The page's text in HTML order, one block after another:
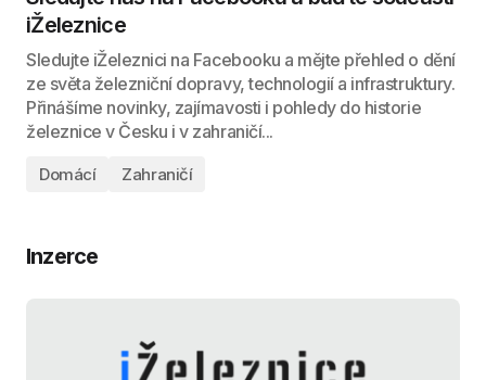
iŽeleznice
Sledujte iŽeleznici na Facebooku a mějte přehled o dění
ze světa železniční dopravy, technologií a infrastruktury.
Přinášíme novinky, zajímavosti i pohledy do historie
železnice v Česku i v zahraničí...
Domácí Zahraničí
Inzerce